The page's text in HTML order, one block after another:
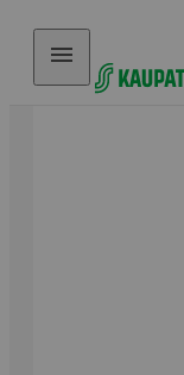
Hyppää sisältöön